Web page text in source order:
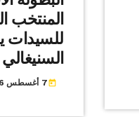
المنتخب
السنيغالي
today 7 أغسطس 2026